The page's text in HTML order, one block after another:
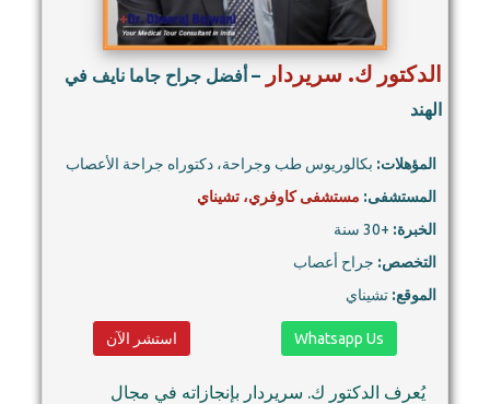
الدكتور ك. سريردار
– أفضل جراح جاما نايف في
الهند
المؤهلات: بكالوريوس طب وجراحة، دكتوراه جراحة الأعصاب
المستشفى: مستشفى كاوفري، تشيناي
الخبرة: +30 سنة
التخصص: جراح أعصاب
الموقع: تشيناي
استشر الآن Whatsapp Us
يُعرف الدكتور ك. سريردار بإنجازاته في مجال